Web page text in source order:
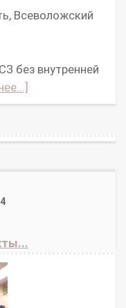
Всеволожский
без внутренней